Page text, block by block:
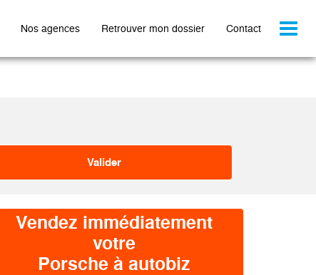
Nos agences Retrouver mon dossier Contact
Vendez immédiatement
votre
Porsche à autobiz